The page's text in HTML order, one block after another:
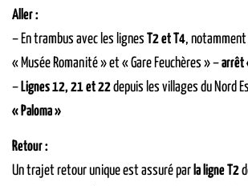
Aller :
– En trambus avec les lignes T2 et T4,
« Musée Romanité » et « Gare Feuchères » –arrêt
– Lignes 12, 21 et 22depuis les villages du Nord
« Paloma »
Retour :
Un trajet retour unique est assuré par la ligne T2